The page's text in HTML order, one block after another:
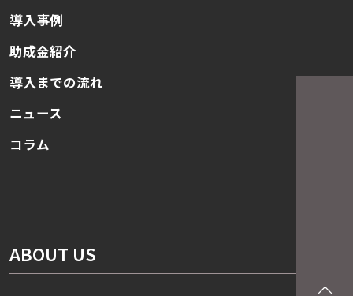
導入事例
助成金紹介
導入までの流れ
ニュース
コラム
ABOUT US